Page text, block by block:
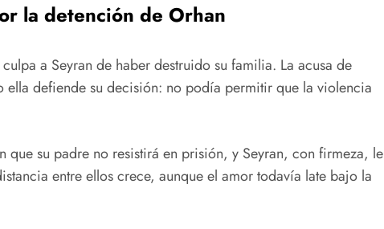
la detención de Orhan
a Seyran de haber destruido su familia. La acusa de
ella defiende su decisión: no podía permitir que la violencia
que su padre no resistirá en prisión, y Seyran, con firmeza, le
entre ellos crece, aunque el amor todavía late bajo la